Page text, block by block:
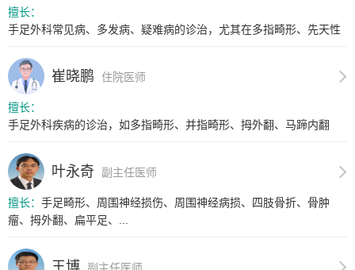
擅长：
手足外科常见病、多发病、疑难病的诊治，尤其在多指畸形、先天性
崔晓鹏 住院医师
擅长：
手足外科疾病的诊治，如多指畸形、并指畸形、拇外翻、马蹄内翻
叶永奇 副主任医师
擅长： 手足畸形、周围神经损伤、周围神经病损、四肢骨折、骨肿
瘤、拇外翻、扁平足、...
王博